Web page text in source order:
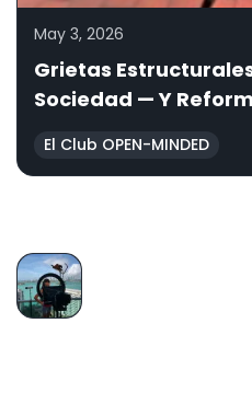
May 3, 2026
Grietas
Sociedad — Y
El Club OPEN-MINDED